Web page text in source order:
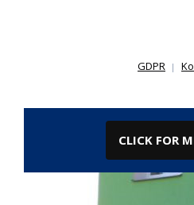
GDPR
CLICK FOR